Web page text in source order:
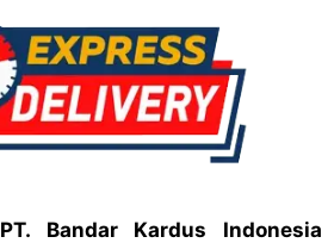
PT. Bandar Kardus Indonesia